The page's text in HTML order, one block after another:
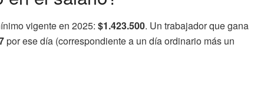
vigente en 2025: $1.423.500. Un trabajador que gana
por ese día (correspondiente a un día ordinario más un